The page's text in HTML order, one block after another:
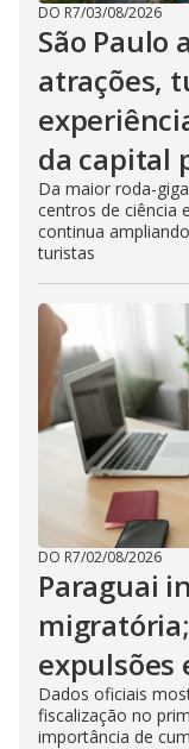
DO R7/03/08/2026
São Paulo
atrações,
da capital
Da maior roda-
centros de ciência
continua
turistas
DO R7/02/08/2026
Paraguai
expulsões
Dados oficiais
fiscalização no
importância de